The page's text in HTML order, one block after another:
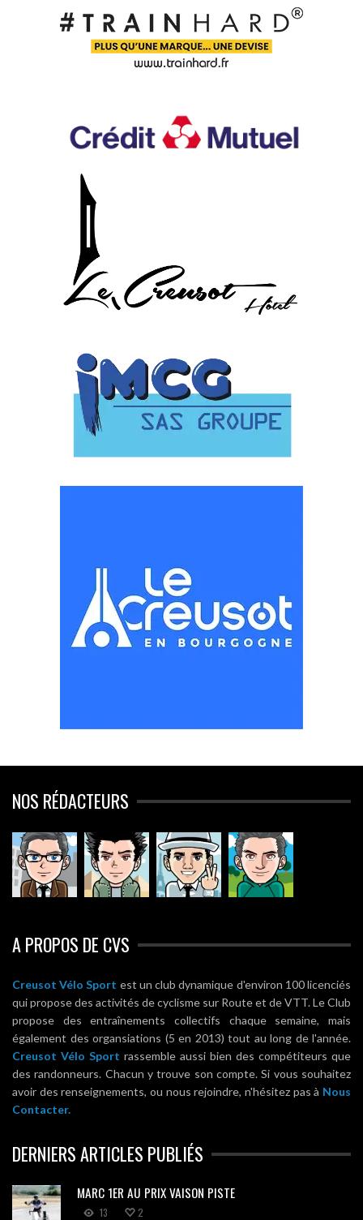
NOS RÉDACTEURS
A PROPOS DE CVS
Creusot Vélo Sport est un club dynamique d'environ 100 licenciés
qui propose des activités de cyclisme sur Route et de VTT. Le Club
propose des entraînements collectifs chaque semaine, mais
également des organsiations (5 en 2013) tout au long de l'année.
Creusot Vélo Sport rassemble aussi bien des compétiteurs que
des randonneurs. Chacun y trouve son compte. Si vous souhaitez
avoir des renseignements, ou nous rejoindre, n'hésitez pas à Nous
Contacter.
DERNIERS ARTICLES PUBLIÉS
MARC 1ER AU PRIX VAISON PISTE
13 2